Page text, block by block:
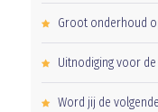
Groot onderhoud
Uitnodiging voor de
Word jij de